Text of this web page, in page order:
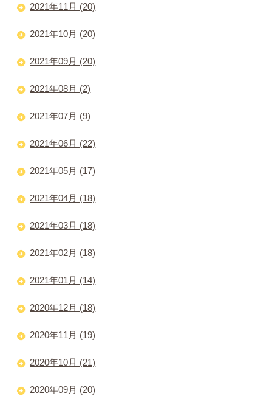
2021年11月 (20)
2021年10月 (20)
2021年09月 (20)
2021年08月 (2)
2021年07月 (9)
2021年06月 (22)
2021年05月 (17)
2021年04月 (18)
2021年03月 (18)
2021年02月 (18)
2021年01月 (14)
2020年12月 (18)
2020年11月 (19)
2020年10月 (21)
2020年09月 (20)